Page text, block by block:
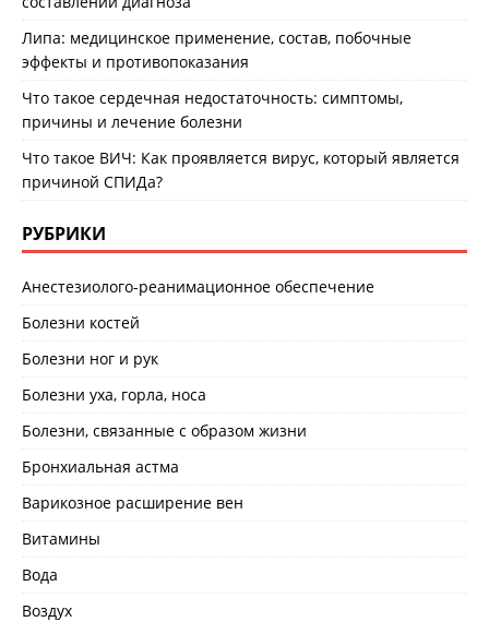
Липа: медицинское применение, состав, побочные
эффекты и противопоказания
Что такое сердечная недостаточность: симптомы,
причины и лечение болезни
Что такое ВИЧ: Как проявляется вирус, который является
причиной СПИДа?
РУБРИКИ
Анестезиолого-реанимационное обеспечение
Болезни костей
Болезни ног и рук
Болезни уха, горла, носа
Болезни, связанные с образом жизни
Бронхиальная астма
Варикозное расширение вен
Витамины
Вода
Воздух